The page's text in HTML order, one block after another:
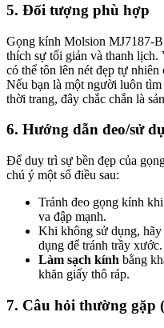
5. Đối tượng phù hợp
Gọng kính Molsion MJ7187-
thích sự tối giản và thanh lịch.
có thể tôn lên nét đẹp tự nhiên
Nếu bạn là một người luôn
thời trang, đây chắc chắn là
6. Hướng dẫn đeo/sử
Để duy trì sự bền đẹp của
chú ý một số điều sau:
Tránh đeo gọng kính
va đập mạnh.
Khi không sử dụng,
dụng để tránh trầy xước.
Làm sạch kính bằng
khăn giấy thô ráp.
7. Câu hỏi thường gặp